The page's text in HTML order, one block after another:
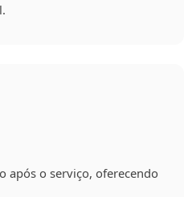
após o serviço, oferecendo